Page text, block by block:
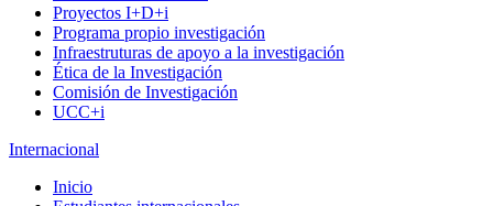
Proyectos I+D+i
Programa propio investigación
Infraestruturas de apoyo a la investigación
Ética de la Investigación
Comisión de Investigación
UCC+i
Internacional
Inicio